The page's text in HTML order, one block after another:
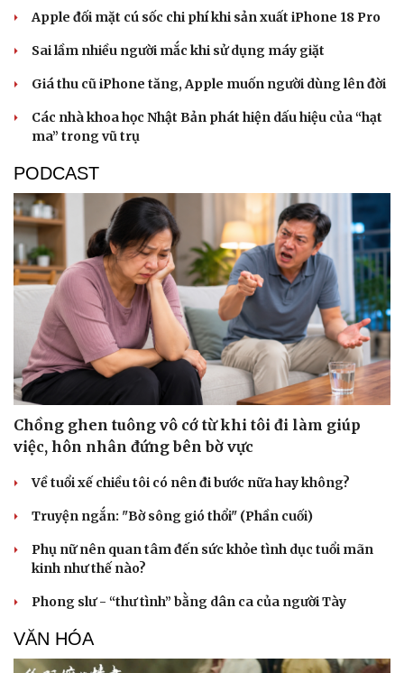
Nhi khoa
Nam khoa
Làm đẹp - giảm cân
Ăn sạch sống khỏe
Apple đối mặt cú sốc chi phí khi sản xuất iPhone 18 Pro
Sai lầm nhiều người mắc khi sử dụng máy giặt
Giá thu cũ iPhone tăng, Apple muốn người dùng lên đời
Các nhà khoa học Nhật Bản phát hiện dấu hiệu của “hạt
ma” trong vũ trụ
PODCAST
Chồng ghen tuông vô cớ từ khi tôi đi làm giúp
việc, hôn nhân đứng bên bờ vực
Về tuổi xế chiều tôi có nên đi bước nữa hay không?
Truyện ngắn: "Bờ sông gió thổi" (Phần cuối)
Phụ nữ nên quan tâm đến sức khỏe tình dục tuổi mãn
kinh như thế nào?
Phong slư - “thư tình” bằng dân ca của người Tày
VĂN HÓA